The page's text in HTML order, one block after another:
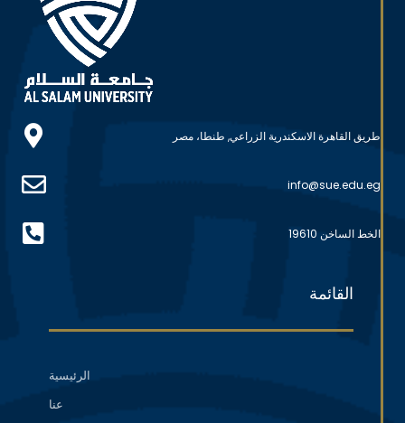
طريق القاهرة الاسكندرية الزراعي, طنطا، مصر
info@sue.edu.eg
الخط الساخن 19610
القائمة
الرئيسية
عنا